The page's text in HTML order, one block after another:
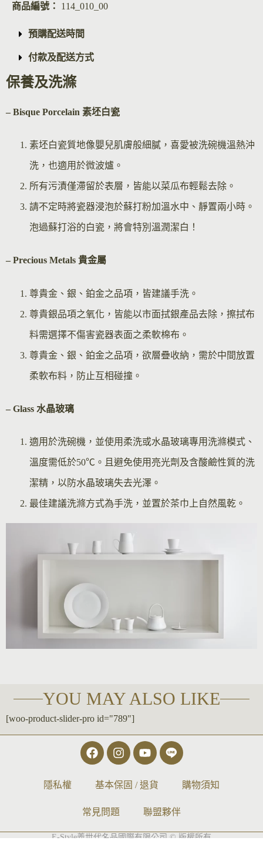
商品編號： 114_010_00
預購配送時間
付款及配送方式
保養及洗滌
– Bisque Porcelain 素坯白瓷
素坯白瓷質地像嬰兒肌膚般細膩，喜愛被洗碗機溫熱沖
洗，也適用於微波爐。
所有污漬僅滯留於表層，皆能以菜瓜布輕鬆去除。
請不定時將瓷器浸泡於蘇打粉加溫水中、靜置兩小時。
泡過蘇打浴的白瓷，將會特別溫潤潔白！
– Precious Metals 貴金屬
尊貴金、銀、鉑金之品項，皆建議手洗。
尊貴銀品項之氧化，皆能以市面拭銀產品去除，擦拭布
料需選擇不傷害瓷器表面之柔軟棉布。
尊貴金、銀、鉑金之品項，欲層疊收納，需於中間放置
柔軟布料，防止互相碰撞。
– Glass 水晶玻璃
適用於洗碗機，並使用柔洗或水晶玻璃專用洗滌模式、
溫度需低於50℃。且避免使用亮光劑及含酸鹼性質的洗
潔精，以防水晶玻璃失去光澤。
最佳建議洗滌方式為手洗，並置於茶巾上自然風乾。
YOU MAY ALSO LIKE
[woo-product-slider-pro id="789"]
隱私權 基本保固 / 退貨 購物須知
常見問題 聯盟夥伴
E-Style義世代名品國際有限公司 © 版權所有